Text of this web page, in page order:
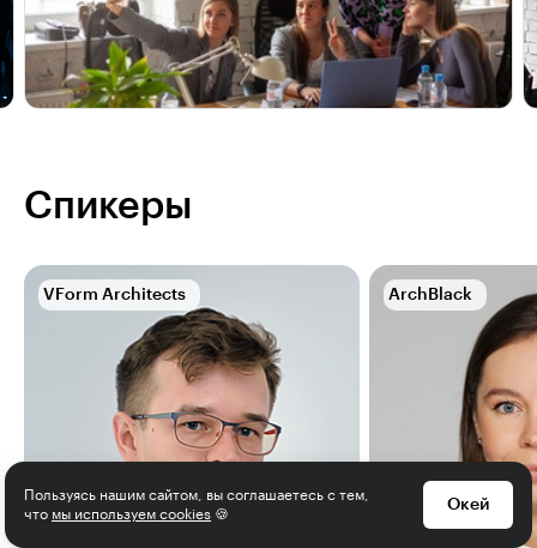
Спикеры
VForm Architects ArchBlack
Пользуясь нашим сайтом, вы соглашаетесь с тем,
что мы используем cookies 🍪
Окей